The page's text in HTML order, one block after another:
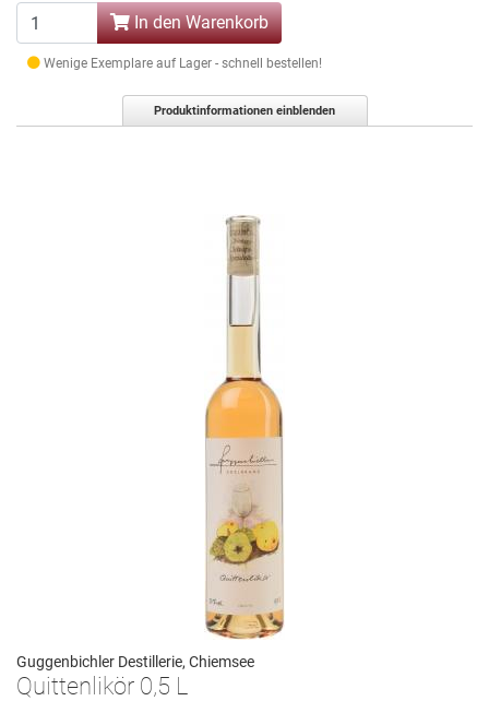
In den Warenkorb
Wenige Exemplare auf Lager - schnell bestellen!
Produktinformationen einblenden
Guggenbichler Destillerie, Chiemsee
Quittenlikör 0,5 L